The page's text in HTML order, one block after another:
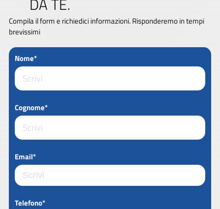
Compila il form e richiedici informazioni. Risponderemo in tempi
brevissimi
Nome*
Cognome*
Email*
Telefono*